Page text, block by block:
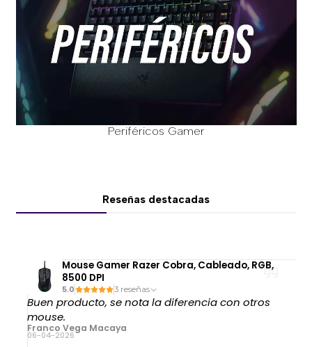
Periféricos Gamer
Reseñas destacadas
Mouse Gamer Razer Cobra, Cableado, RGB,
8500 DPI
5.0 3 reseñas
Buen producto, se nota la diferencia con otros
mouse.
Franco Vega Macaya
06-04-2026